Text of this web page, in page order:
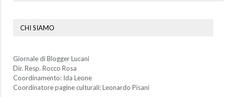
CHI SIAMO
Giornale di Blogger Lucani
Dir. Resp. Rocco Rosa
Coordinamento: Ida Leone
Coordinatore pagine culturali: Leonardo Pisani